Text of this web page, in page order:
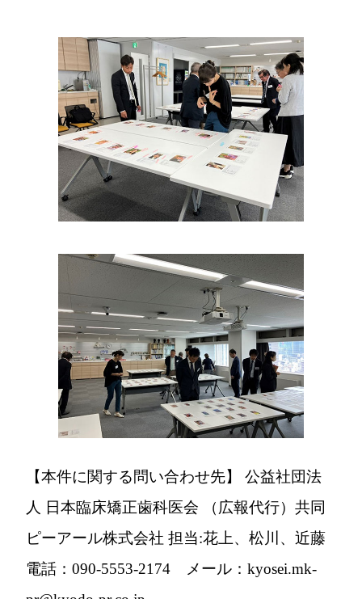
【本件に関する問い合わせ先】 公益社団法
人 日本臨床矯正歯科医会 （広報代行）共同
ピーアール株式会社 担当:花上、松川、近藤
電話：090-5553-2174 メール：kyosei.mk-